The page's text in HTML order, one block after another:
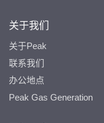
关于我们
关于Peak
联系我们
办公地点
Peak Gas Generation